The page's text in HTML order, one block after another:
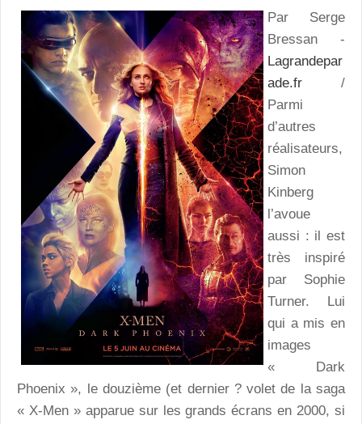
Par Serge
Bressan -
Lagrandepar
ade.fr /
Parmi
d’autres
réalisateurs,
Simon
Kinberg
l’avoue
aussi : il est
très inspiré
par Sophie
Turner. Lui
qui a mis en
images
« Dark
Phoenix », le douzième (et dernier ? volet de la saga
« X-Men » apparue sur les grands écrans en 2000, si